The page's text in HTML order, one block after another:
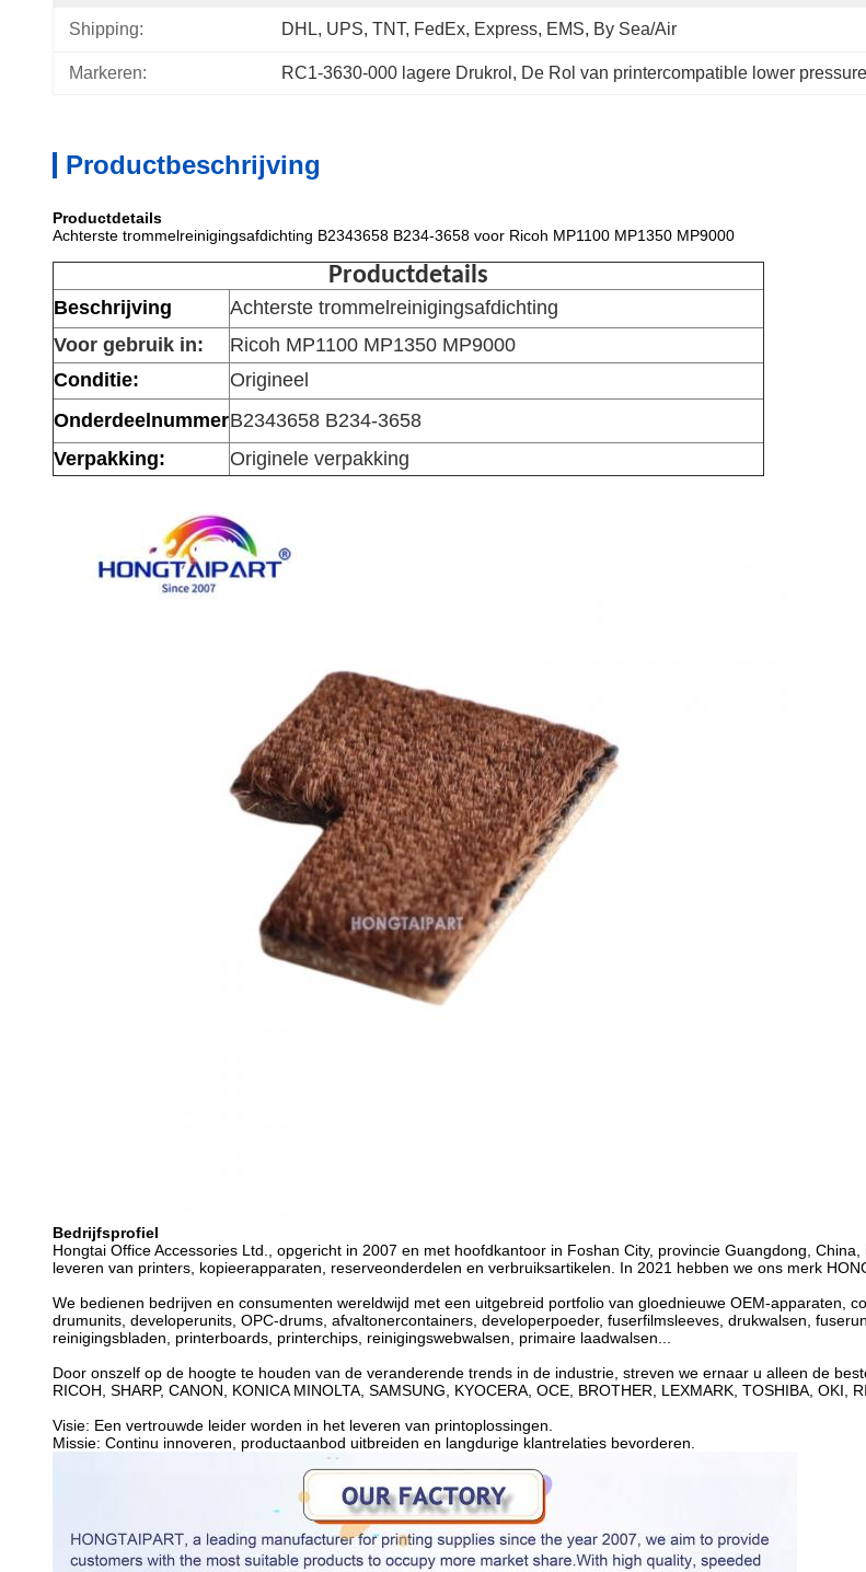
Shipping: DHL, UPS, TNT, FedEx, Express, EMS, By Sea/Air
Markeren: RC1-3630-000 lagere Drukrol , De Rol van printercompatible lower pressure
Productbeschrijving
Productdetails
Achterste trommelreinigingsafdichting B2343658 B234-3658 voor Ricoh MP1100 MP1350 MP9000
Productdetails
Beschrijving
Achterste trommelreinigingsafdichting
Voor gebruik in:
Ricoh MP1100 MP1350 MP9000
Conditie:
Origineel
OnderdeelnummerB2343658 B234-3658
Verpakking:
Originele verpakking
Bedrijfsprofiel
Hongtai Office Accessories Ltd., opgericht in 2007 en met hoofdkantoor in Foshan City, provincie Guangdong,
leveren van printers, kopieerapparaten, reserveonderdelen en verbruiksartikelen. In 2021 hebben we ons merk
We bedienen bedrijven en consumenten wereldwijd met een uitgebreid portfolio van gloednieuwe OEM-apparaten,
drumunits, developerunits, OPC-drums, afvaltonercontainers, developerpoeder, fuserfilmsleeves, drukwalsen,
reinigingsbladen, printerboards, printerchips, reinigingswebwalsen, primaire laadwalsen...
Door onszelf op de hoogte te houden van de veranderende trends in de industrie, streven we ernaar u alleen de
RICOH, SHARP, CANON, KONICA MINOLTA, SAMSUNG, KYOCERA, OCE, BROTHER, LEXMARK, TOSHIBA, OKI,
Visie: Een vertrouwde leider worden in het leveren van printoplossingen.
Missie: Continu innoveren, productaanbod uitbreiden en langdurige klantrelaties bevorderen.